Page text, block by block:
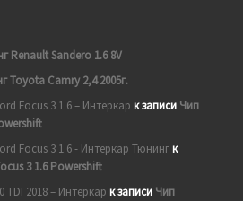
Renault Sandero 1.6 8V
Toyota Camry 2,4 2005г.
Focus 3 1.6 – Интеркар к записи Чип
Focus 3 1.6 - Интеркар Тюнингк
3 1.6 Powershift
2018 – Интеркар к записи Чип